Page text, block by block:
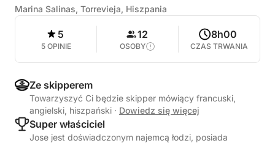
Marina Salinas, Torrevieja, Hiszpania
5
5 OPINIE
12
OSOBY
8h00
CZAS TRWANIA
Ze skipperem
Towarzyszyć Ci będzie skipper mówiący francuski,
angielski, hiszpański · Dowiedz się więcej
Super właściciel
Jose jest doświadczonym najemcą łodzi, posiada